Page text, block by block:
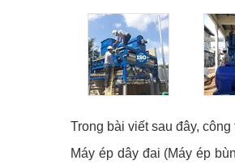
Trong bài viết sau đây,
Máy ép dây đai (Máy ép